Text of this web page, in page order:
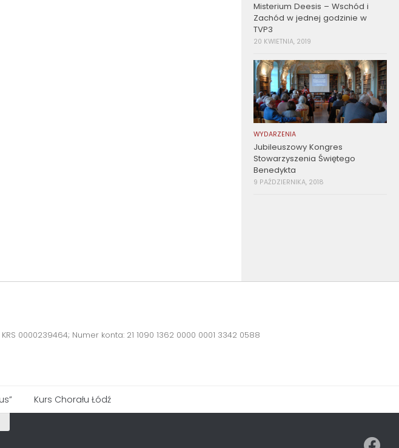
Misterium Deesis – Wschód i
Zachód w jednej godzinie w
TVP3
20 KWIETNIA, 2019
WYDARZENIA
Jubileuszowy Kongres
Stowarzyszenia Świętego
Benedykta
9 PAŹDZIERNIKA, 2018
0000239464; Numer konta: 21 1090 1362 0000 0001 3342 0588
Kurs Chorału Łódź